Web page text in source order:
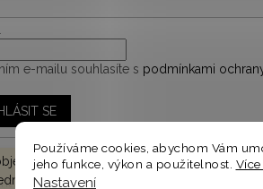
Používáme cookies, abychom Vám
jeho funkce, výkon a použitelnost.
Nastavení
vyrábíme a odesíláme do 10-14
V košíku zvolte EXPRESNÍ DODÁNÍ ⭐
e-mailu souhlasíte s podmínkami
SE
2026woodify.cz